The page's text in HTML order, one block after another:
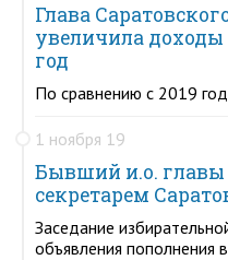
Глава
увеличила доходы
год
По сравнению с 2019
1 ноября 19
Бывший и.о. главы
секретарем
Заседание
объявления пополнения